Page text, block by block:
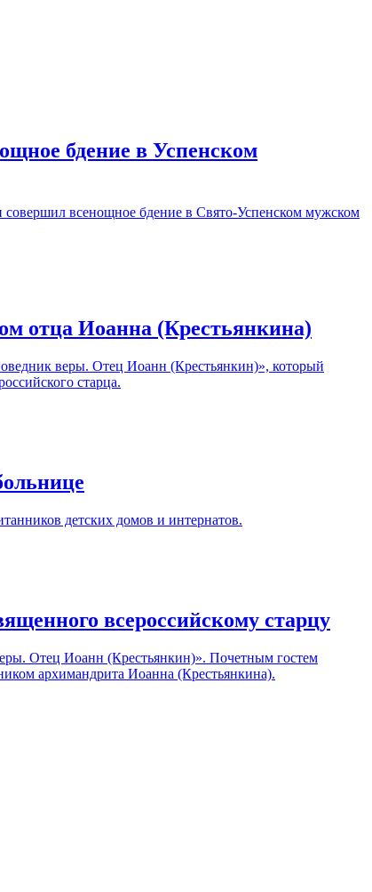
бдение в Успенском
совершил всенощное бдение в Свято-Успенском мужском
отца Иоанна (Крестьянкина)
веры. Отец Иоанн (Крестьянкин)», который
старца.
детских домов и интернатов.
всероссийскому старцу
Отец Иоанн (Крестьянкин)». Почетным гостем
архимандрита Иоанна (Крестьянкина).